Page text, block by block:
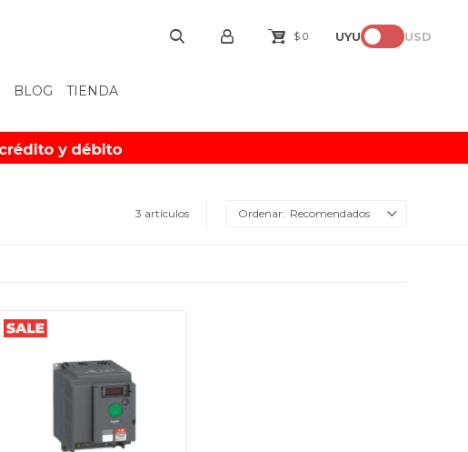
BLOG TIENDA
$ 0 UYU USD
3 artículos Recomendados